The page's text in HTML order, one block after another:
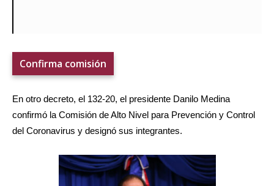
Confirma comisión
En otro decreto, el 132-20, el presidente Danilo Medina
confirmó la Comisión de Alto Nivel para Prevención y Control
del Coronavirus y designó sus integrantes.